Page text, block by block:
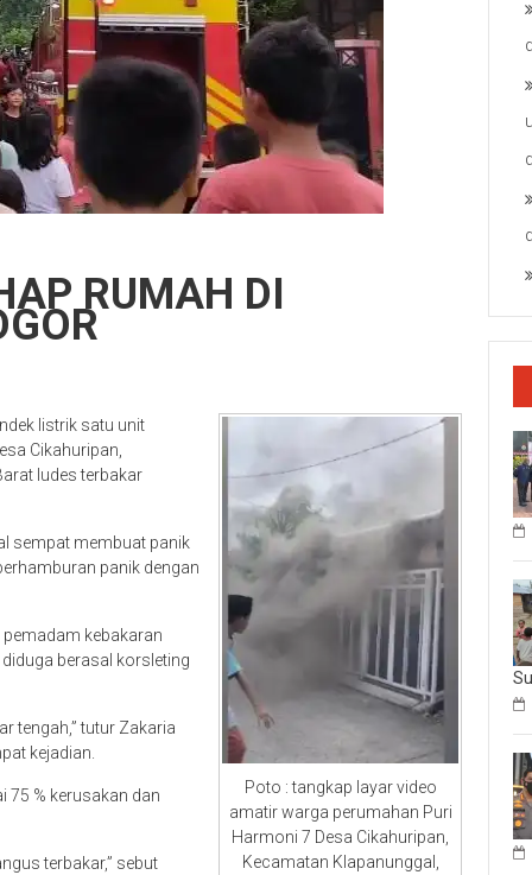
RUMAH DI
Poto : tangkap layar video
amatir warga perumahan Puri
Harmoni 7 Desa Cikahuripan,
Kecamatan Klapanunggal,
listrik satu unit
Cikahuripan,
ludes terbakar
sempat membuat panik
panik dengan
kebakaran
berasal korsleting
tengah,” tutur Zakaria
kejadian.
75 % kerusakan dan
terbakar,” sebut